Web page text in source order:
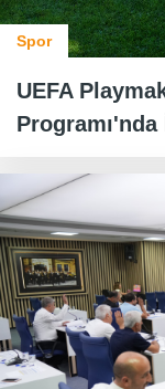
Spor
UEFA